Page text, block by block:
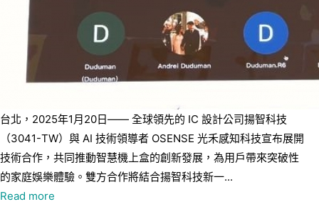
台北，2025年1月20日—— 全球領先的 IC 設計公司揚智科技
（3041-TW）與 AI 技術領導者 OSENSE 光禾感知科技宣布展開
技術合作，共同推動智慧機上盒的創新發展，為用戶帶來突破性
的家庭娛樂體驗。雙方合作將結合揚智科技新一...
Read more